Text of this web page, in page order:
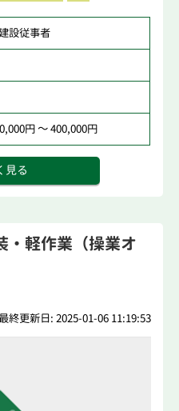
設従事者
円 ～ 400,000円
見る
・軽作業（操業オ
終更新日: 2025-01-06 11:19:53